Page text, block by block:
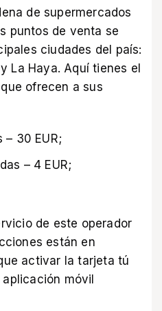
de supermercados
puntos de venta se
ciudades del país:
La Haya. Aquí tienes el
ofrecen a sus
– 30 EUR;
– 4 EUR;
de este operador
están en
activar la tarjeta tú
móvil